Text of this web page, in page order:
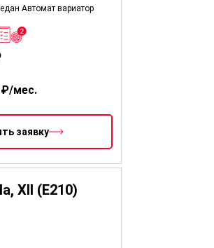
Автомат вариатор
₽/мес.
заявку
XII (E210)